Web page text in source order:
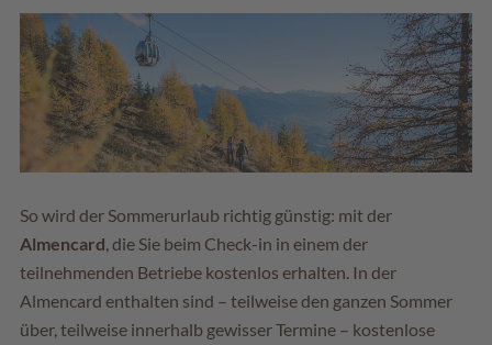
So wird der Sommerurlaub richtig günstig: mit der
Almencard , die Sie beim Check-in in einem der
teilnehmenden Betriebe kostenlos erhalten. In der
Almencard enthalten sind – teilweise den ganzen Sommer
über, teilweise innerhalb gewisser Termine – kostenlose